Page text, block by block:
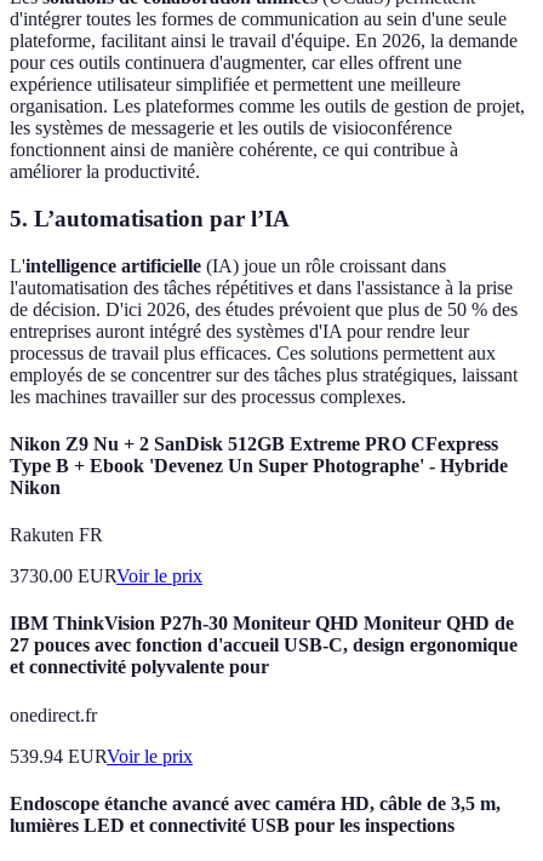
d'intégrer toutes les formes de communication au sein d'une seule
plateforme, facilitant ainsi le travail d'équipe. En 2026, la demande
pour ces outils continuera d'augmenter, car elles offrent une
expérience utilisateur simplifiée et permettent une meilleure
organisation. Les plateformes comme les outils de gestion de projet,
les systèmes de messagerie et les outils de visioconférence
fonctionnent ainsi de manière cohérente, ce qui contribue à
améliorer la productivité.
5. L’automatisation par l’IA
L'intelligence artificielle (IA) joue un rôle croissant dans
l'automatisation des tâches répétitives et dans l'assistance à la prise
de décision. D'ici 2026, des études prévoient que plus de 50 % des
entreprises auront intégré des systèmes d'IA pour rendre leur
processus de travail plus efficaces. Ces solutions permettent aux
employés de se concentrer sur des tâches plus stratégiques, laissant
les machines travailler sur des processus complexes.
Nikon Z9 Nu + 2 SanDisk 512GB Extreme PRO CFexpress
Type B + Ebook 'Devenez Un Super Photographe' - Hybride
Nikon
Rakuten FR
3730.00 EURVoir le prix
IBM ThinkVision P27h-30 Moniteur QHD Moniteur QHD de
27 pouces avec fonction d'accueil USB-C, design ergonomique
et connectivité polyvalente pour
onedirect.fr
539.94 EURVoir le prix
Endoscope étanche avancé avec caméra HD, câble de 3,5 m,
lumières LED et connectivité USB pour les inspections